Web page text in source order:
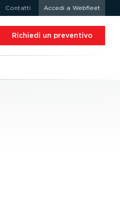
Contatti Accedi a Webfleet
Richiedi un preventivo